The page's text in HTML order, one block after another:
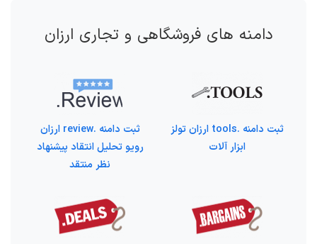
دامنه های فروشگاهی و تجاری ارزان
ثبت دامنه .tools ارزان تولز
ابزار آلات
ثبت دامنه .review ارزان
رویو تحلیل انتقاد پیشنهاد
نظر منتقد